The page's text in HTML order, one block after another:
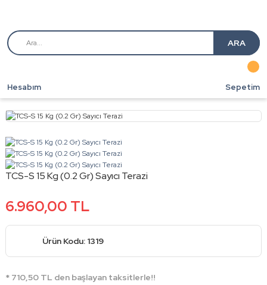
ARA
Hesabım Sepetim
TCS-S 15 Kg (0.2 Gr) Sayıcı Terazi
6.960,00 TL
Ürün Kodu: 1319
* 710,50 TL den başlayan taksitlerle!!